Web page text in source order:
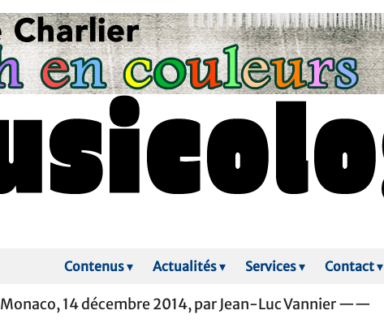
Contenus▾ Actualités▾ Services▾ Contact▾
Monaco, 14 décembre 2014, par Jean-Luc Vannier ——